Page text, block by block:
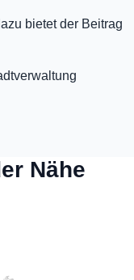
bietet der Beitrag
Nähe